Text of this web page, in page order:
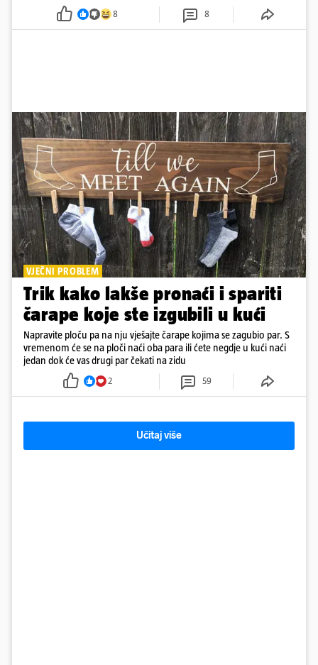
8 8
VJEČNI PROBLEM
Trik kako lakše pronaći i spariti
čarape koje ste izgubili u kući
Napravite ploču pa na nju vješajte čarape kojima se zagubio par. S
vremenom će se na ploči naći oba para ili ćete negdje u kući naći
jedan dok će vas drugi par čekati na zidu
2 59
Učitaj više